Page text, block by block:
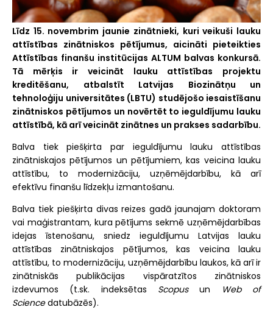
Līdz 15. novembrim jaunie zinātnieki, kuri veikuši lauku
attīstības zinātniskos pētījumus, aicināti pieteikties
Attīstības finanšu institūcijas ALTUM balvas konkursā.
Tā mērķis ir veicināt lauku attīstības projektu
kreditēšanu, atbalstīt Latvijas Biozinātņu un
tehnoloģiju universitātes (LBTU) studējošo iesaistīšanu
zinātniskos pētījumos un novērtēt to ieguldījumu lauku
attīstībā, kā arī veicināt zinātnes un prakses sadarbību.
Balva tiek piešķirta par ieguldījumu lauku attīstības
zinātniskajos pētījumos un pētījumiem, kas veicina lauku
attīstību, to modernizāciju, uzņēmējdarbību, kā arī
efektīvu finanšu līdzekļu izmantošanu.
Balva tiek piešķirta divas reizes gadā jaunajam doktoram
vai maģistrantam, kura pētījums sekmē uzņēmējdarbības
idejas īstenošanu, sniedz ieguldījumu Latvijas lauku
attīstības zinātniskajos pētījumos, kas veicina lauku
attīstību, to modernizāciju, uzņēmējdarbību laukos, kā arī ir
zinātniskās publikācijas vispāratzītos zinātniskos
izdevumos (t.sk. indeksētas Scopusun
Web of
Sciencedatubāzēs).